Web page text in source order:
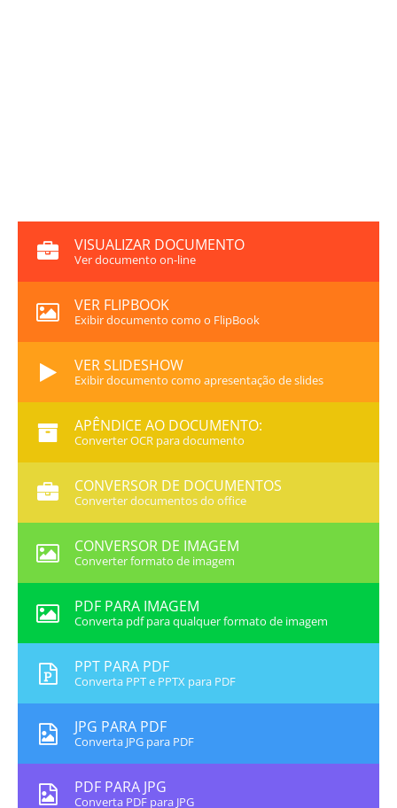
VISUALIZAR DOCUMENTO
Ver documento on-line
VER FLIPBOOK
Exibir documento como o FlipBook
VER SLIDESHOW
Exibir documento como apresentação de slides
APÊNDICE AO DOCUMENTO:
Converter OCR para documento
CONVERSOR DE DOCUMENTOS
Converter documentos do office
CONVERSOR DE IMAGEM
Converter formato de imagem
PDF PARA IMAGEM
Converta pdf para qualquer formato de imagem
PPT PARA PDF
Converta PPT e PPTX para PDF
JPG PARA PDF
Converta JPG para PDF
PDF PARA JPG
Converta PDF para JPG